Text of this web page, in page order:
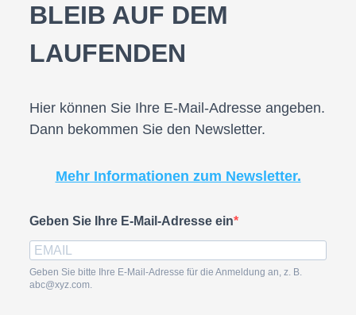
BLEIB AUF DEM
LAUFENDEN
Hier können Sie Ihre E-Mail-Adresse angeben.
Dann bekommen Sie den Newsletter.
Mehr Informationen zum Newsletter.
Geben Sie Ihre E-Mail-Adresse ein
Geben Sie bitte Ihre E-Mail-Adresse für die Anmeldung an, z. B.
abc@xyz.com.